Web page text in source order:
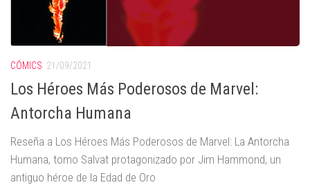
CÓMICS 21/09/2021
Los Héroes Más Poderosos de Marvel:
Antorcha Humana
Reseña a Los Héroes Más Poderosos de Marvel: La Antorcha
Humana, tomo Salvat protagonizado por Jim Hammond, un
antiguo héroe de la Edad de Oro